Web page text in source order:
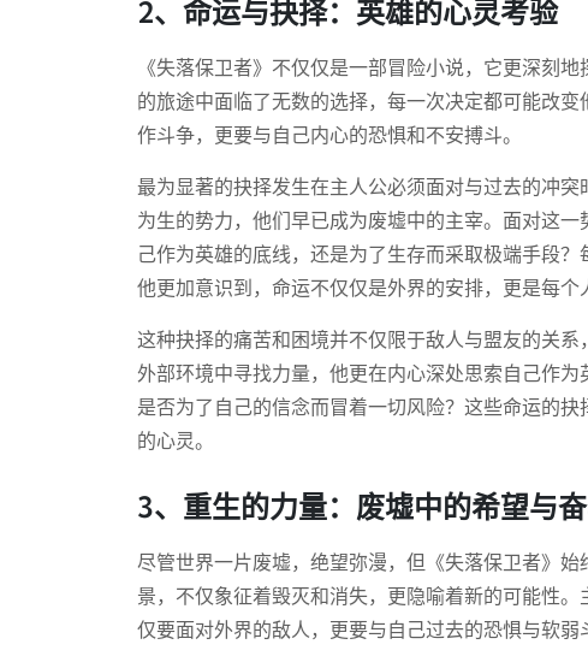
2、命运与抉择：英雄的心灵考验
《失落保卫者》不仅仅是一部冒险小说，它更深刻
的旅途中面临了无数的选择，每一次决定都可能改
作斗争，更要与自己内心的恐惧和不安搏斗。
最为显著的抉择发生在主人公必须面对与过去的冲
为生的势力，他们早已成为废墟中的主宰。面对这
己作为英雄的底线，还是为了生存而采取极端手段
他更加意识到，命运不仅仅是外界的安排，更是每个
这种抉择的痛苦和困境并不仅限于敌人与盟友的关
外部环境中寻找力量，他更在内心深处思索自己作
是否为了自己的信念而冒着一切风险？这些命运的
的心灵。
3、重生的力量：废墟中的希望与
尽管世界一片废墟，绝望弥漫，但《失落保卫者》
景，不仅象征着毁灭和消失，更隐喻着新的可能性
仅要面对外界的敌人，更要与自己过去的恐惧与软弱